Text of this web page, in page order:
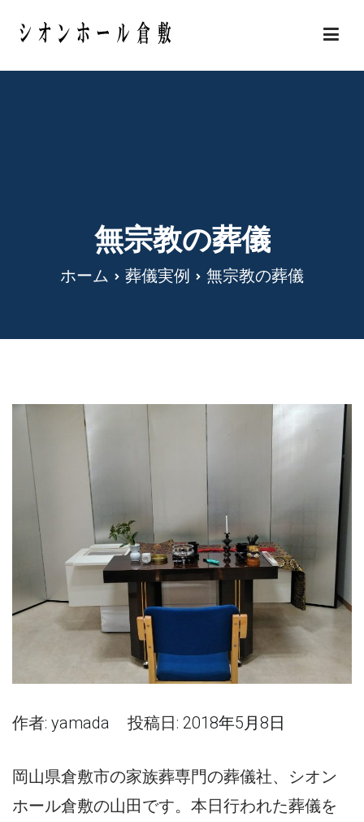
を
無宗教の葬儀
ホーム 葬儀実例 無宗教の葬儀
作者: yamada 投稿日: 2018年5月8日
岡山県倉敷市の家族葬専門の葬儀社、シオン
ホール倉敷の山田です。本日行われた葬儀を